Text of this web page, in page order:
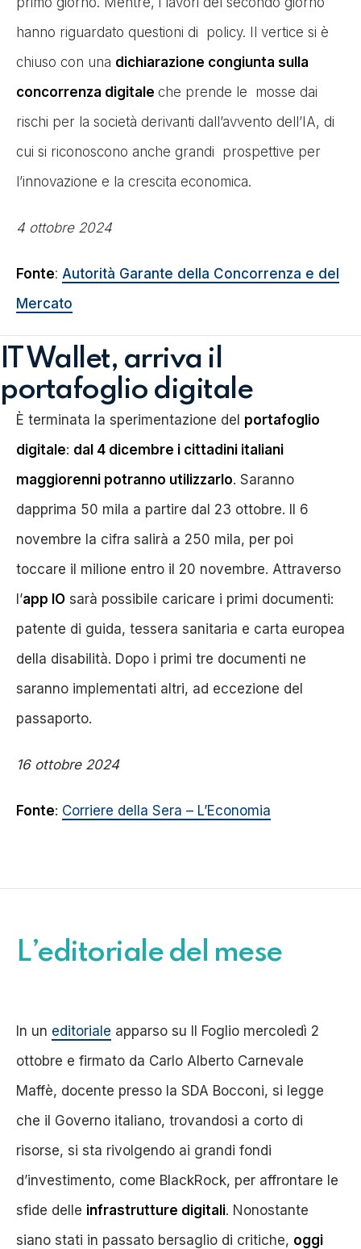
hanno riguardato questioni di policy. Il vertice si è
chiuso con una dichiarazione congiunta sulla
concorrenza digitale che prende le mosse dai
rischi per la società derivanti dall’avvento dell’IA, di
cui si riconoscono anche grandi prospettive per
l’innovazione e la crescita economica.
4 ottobre 2024
Fonte: Autorità Garante della Concorrenza e del
Mercato
IT Wallet, arriva il
portafoglio digitale
È terminata la sperimentazione del portafoglio
digitale: dal 4 dicembre i cittadini italiani
maggiorenni potranno utilizzarlo. Saranno
dapprima 50 mila a partire dal 23 ottobre. Il 6
novembre la cifra salirà a 250 mila, per poi
toccare il milione entro il 20 novembre. Attraverso
l’app IO sarà possibile caricare i primi documenti:
patente di guida, tessera sanitaria e carta europea
della disabilità. Dopo i primi tre documenti ne
saranno implementati altri, ad eccezione del
passaporto.
16 ottobre 2024
Fonte: Corriere della Sera – L’Economia
L’editoriale del mese
In un editoriale apparso su Il Foglio mercoledì 2
ottobre e firmato da Carlo Alberto Carnevale
Maffè, docente presso la SDA Bocconi, si legge
che il Governo italiano, trovandosi a corto di
risorse, si sta rivolgendo ai grandi fondi
d’investimento, come BlackRock, per affrontare le
sfide delle infrastrutture digitali. Nonostante
siano stati in passato bersaglio di critiche, oggi